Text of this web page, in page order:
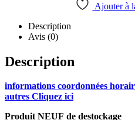
Ajouter à
Description
Avis (0)
Description
informations coordonnées
autres Cliquez ici
Produit NEUF de destockage